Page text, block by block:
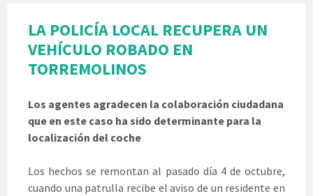
LA POLICÍA LOCAL RECUPERA UN
VEHÍCULO ROBADO EN
TORREMOLINOS
Los agentes agradecen la colaboración ciudadana
que en este caso ha sido determinante para la
localización del coche
Los hechos se remontan al pasado día 4 de octubre,
cuando una patrulla recibe el aviso de un residente en